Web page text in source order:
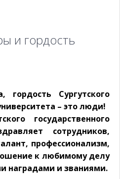
и гордость
гордость Сургутского
– это люди!
государственного
сотрудников,
профессионализм,
к любимому делу
наградами и званиями.